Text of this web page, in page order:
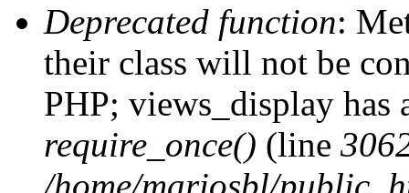
Deprecated function:
their class will not be
PHP; views_display has
require_once() (line
/home/mariosbl/